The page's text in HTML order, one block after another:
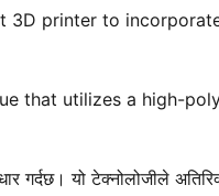
3D printer to
that utilizes a high-
गर्दछ। यो टेक्नोलोजीले